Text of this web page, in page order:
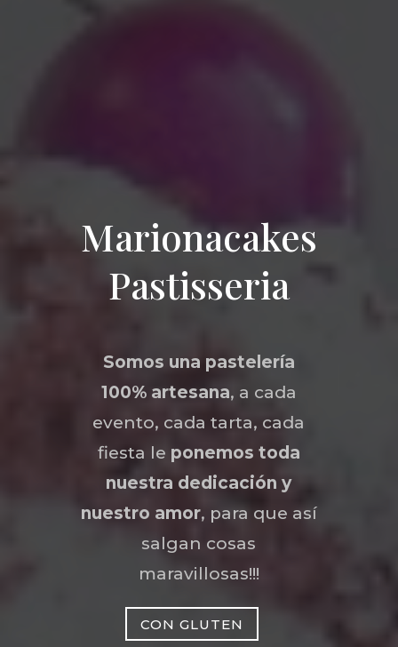
Marionacakes
Pastisseria
Somos una pastelería
100% artesana, a cada
evento, cada tarta, cada
fiesta le ponemos toda
nuestra dedicación y
nuestro amor, para que así
salgan cosas
maravillosas!!!
CON GLUTEN